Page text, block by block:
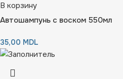
В корзину
Автошампунь с воском 550мл
35,00 MDL